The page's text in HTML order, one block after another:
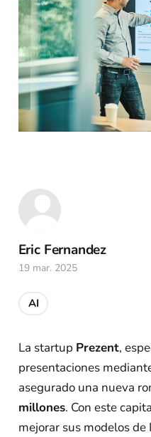
La startup Prezent,
presentaciones
asegurado una nueva
millones. Con este
mejorar sus modelos
Eric Fernandez
19 mar. 2025
AI